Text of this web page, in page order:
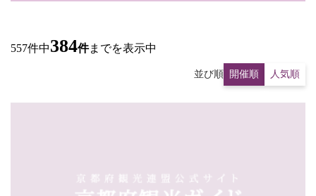
557件中384件までを表示中
並び順 開催順 人気順